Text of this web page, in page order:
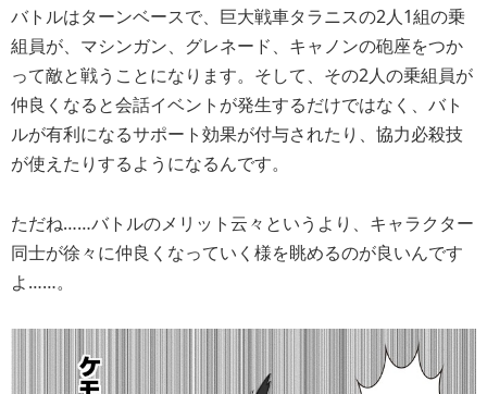
バトルはターンベースで、巨大戦車タラニスの2人1組の乗
組員が、マシンガン、グレネード、キャノンの砲座をつか
って敵と戦うことになります。そして、その2人の乗組員が
仲良くなると会話イベントが発生するだけではなく、バト
ルが有利になるサポート効果が付与されたり、協力必殺技
が使えたりするようになるんです。
ただね……バトルのメリット云々というより、キャラクター
同士が徐々に仲良くなっていく様を眺めるのが良いんです
よ……。